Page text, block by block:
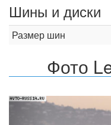
Шины и диски
Размер шин
Фото
Назад